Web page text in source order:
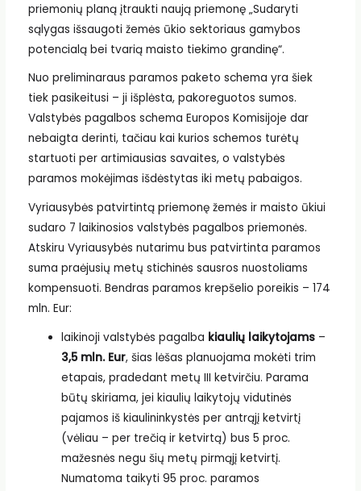
priemonių planą įtraukti naują priemonę „Sudaryti
sąlygas išsaugoti žemės ūkio sektoriaus gamybos
potencialą bei tvarią maisto tiekimo grandinę“.
Nuo preliminaraus paramos paketo schema yra šiek
tiek pasikeitusi – ji išplėsta, pakoreguotos sumos.
Valstybės pagalbos schema Europos Komisijoje dar
nebaigta derinti, tačiau kai kurios schemos turėtų
startuoti per artimiausias savaites, o valstybės
paramos mokėjimas išdėstytas iki metų pabaigos.
Vyriausybės patvirtintą priemonę žemės ir maisto ūkiui
sudaro 7 laikinosios valstybės pagalbos priemonės.
Atskiru Vyriausybės nutarimu bus patvirtinta paramos
suma praėjusių metų stichinės sausros nuostoliams
kompensuoti. Bendras paramos krepšelio poreikis – 174
mln. Eur:
laikinoji valstybės pagalba kiaulių laikytojams–
3,5 mln. Eur, šias lėšas planuojama mokėti trim
etapais, pradedant metų III ketvirčiu. Parama
būtų skiriama, jei kiaulių laikytojų vidutinės
pajamos iš kiaulininkystės per antrąjį ketvirtį
(vėliau – per trečią ir ketvirtą) bus 5 proc.
mažesnės negu šių metų pirmąjį ketvirtį.
Numatoma taikyti 95 proc. paramos